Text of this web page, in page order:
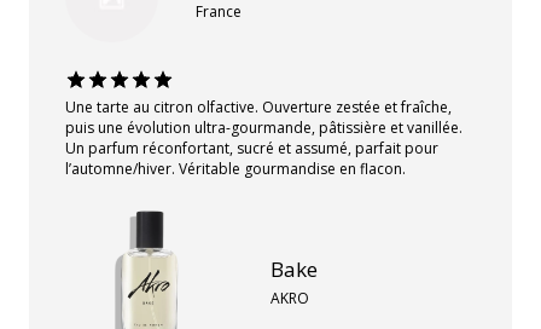
France
Une tarte au citron olfactive. Ouverture zestée et fraîche,
puis une évolution ultra-gourmande, pâtissière et vanillée.
Un parfum réconfortant, sucré et assumé, parfait pour
l’automne/hiver. Véritable gourmandise en flacon.
Bake
AKRO